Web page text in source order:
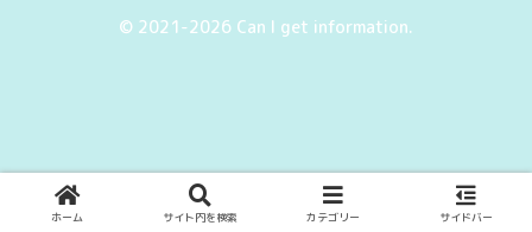
© 2021-2026 Can I get information.
ホーム サイト内を検索 カテゴリー サイドバー